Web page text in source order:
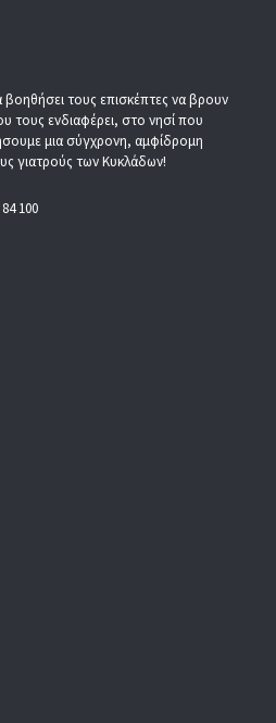
τους επισκέπτες να βρουν
τους ενδιαφέρει, στο νησί που
μια σύγχρονη, αμφίδρομη
γιατρούς των Κυκλάδων!
100